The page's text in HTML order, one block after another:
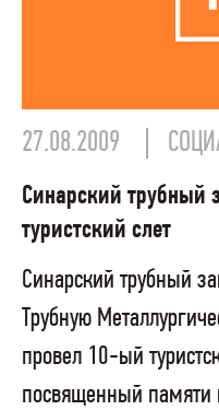
27.08.2009
Синарский трубный
туристский слет
Синарский трубный
Трубную
провел 10-ый
посвященный памяти